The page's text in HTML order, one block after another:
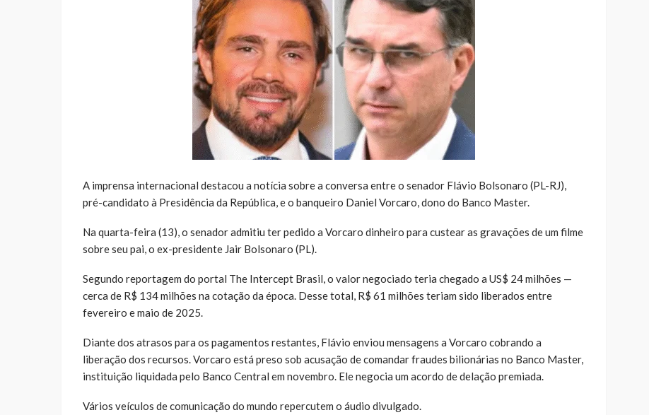
A imprensa internacional destacou a notícia sobre a conversa entre o senador Flávio Bolsonaro (PL-RJ),
pré-candidato à Presidência da República, e o banqueiro Daniel Vorcaro, dono do Banco Master.
Na quarta-feira (13), o senador admitiu ter pedido a Vorcaro dinheiro para custear as gravações de um filme
sobre seu pai, o ex-presidente Jair Bolsonaro (PL).
Segundo reportagem do portal The Intercept Brasil, o valor negociado teria chegado a US$ 24 milhões —
cerca de R$ 134 milhões na cotação da época. Desse total, R$ 61 milhões teriam sido liberados entre
fevereiro e maio de 2025.
Diante dos atrasos para os pagamentos restantes, Flávio enviou mensagens a Vorcaro cobrando a
liberação dos recursos. Vorcaro está preso sob acusação de comandar fraudes bilionárias no Banco Master,
instituição liquidada pelo Banco Central em novembro. Ele negocia um acordo de delação premiada.
Vários veículos de comunicação do mundo repercutem o áudio divulgado.